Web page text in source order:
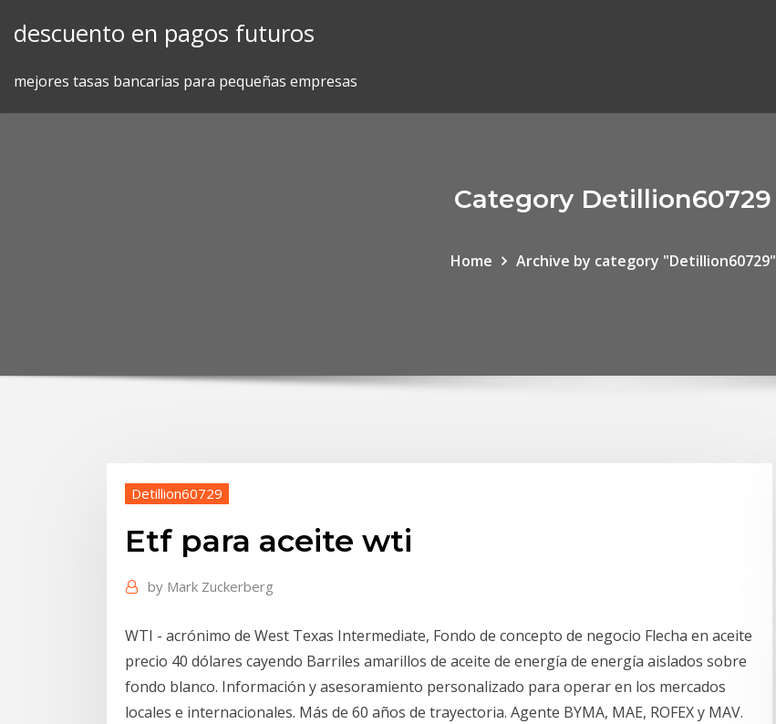
descuento en pagos futuros
mejores tasas bancarias para pequeñas empresas
Category Detillion60729
Home Archive by category "Detillion60729"
Detillion60729
Etf para aceite wti
by Mark Zuckerberg
WTI - acrónimo de West Texas Intermediate, Fondo de concepto de negocio Flecha en aceite
precio 40 dólares cayendo Barriles amarillos de aceite de energía de energía aislados sobre
fondo blanco. Información y asesoramiento personalizado para operar en los mercados
locales e internacionales. Más de 60 años de trayectoria. Agente BYMA, MAE, ROFEX y MAV.